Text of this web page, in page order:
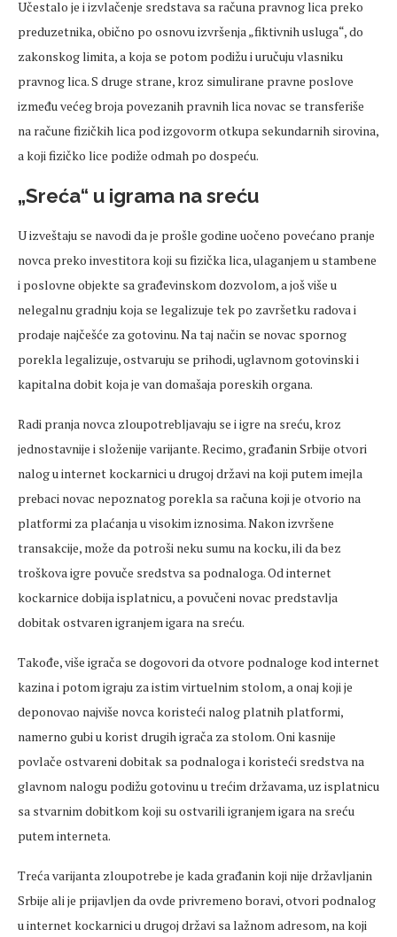
Učestalo je i izvlačenje sredstava sa računa pravnog lica preko
preduzetnika, obično po osnovu izvršenja „fiktivnih usluga“, do
zakonskog limita, a koja se potom podižu i uručuju vlasniku
pravnog lica. S druge strane, kroz simulirane pravne poslove
između većeg broja povezanih pravnih lica novac se transferiše
na račune fizičkih lica pod izgovorm otkupa sekundarnih sirovina,
a koji fizičko lice podiže odmah po dospeću.
„Sreća“ u igrama na sreću
U izveštaju se navodi da je prošle godine uočeno povećano pranje
novca preko investitora koji su fizička lica, ulaganjem u stambene
i poslovne objekte sa građevinskom dozvolom, a još više u
nelegalnu gradnju koja se legalizuje tek po završetku radova i
prodaje najčešće za gotovinu. Na taj način se novac spornog
porekla legalizuje, ostvaruju se prihodi, uglavnom gotovinski i
kapitalna dobit koja je van domašaja poreskih organa.
Radi pranja novca zloupotrebljavaju se i igre na sreću, kroz
jednostavnije i složenije varijante. Recimo, građanin Srbije otvori
nalog u internet kockarnici u drugoj državi na koji putem imejla
prebaci novac nepoznatog porekla sa računa koji je otvorio na
platformi za plaćanja u visokim iznosima. Nakon izvršene
transakcije, može da potroši neku sumu na kocku, ili da bez
troškova igre povuče sredstva sa podnaloga. Od internet
kockarnice dobija isplatnicu, a povučeni novac predstavlja
dobitak ostvaren igranjem igara na sreću.
Takođe, više igrača se dogovori da otvore podnaloge kod internet
kazina i potom igraju za istim virtuelnim stolom, a onaj koji je
deponovao najviše novca koristeći nalog platnih platformi,
namerno gubi u korist drugih igrača za stolom. Oni kasnije
povlače ostvareni dobitak sa podnaloga i koristeći sredstva na
glavnom nalogu podižu gotovinu u trećim državama, uz isplatnicu
sa stvarnim dobitkom koji su ostvarili igranjem igara na sreću
putem interneta.
Treća varijanta zloupotrebe je kada građanin koji nije državljanin
Srbije ali je prijavljen da ovde privremeno boravi, otvori podnalog
u internet kockarnici u drugoj državi sa lažnom adresom, na koji